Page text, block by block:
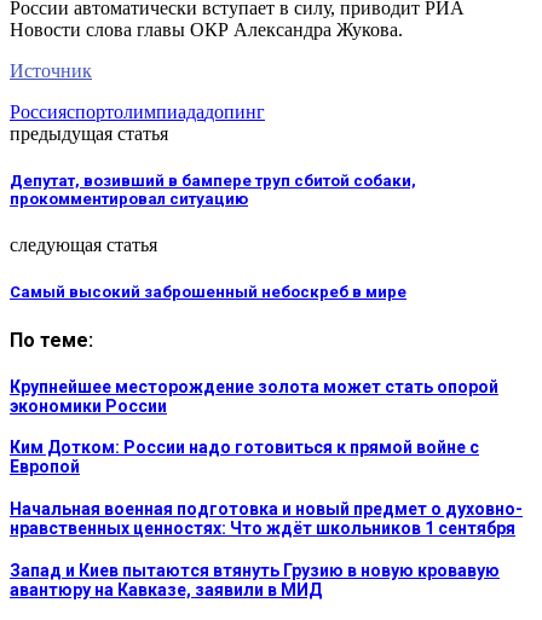
России автоматически вступает в силу, приводит РИА
Новости слова главы ОКР Александра Жукова.
Источник
Россияспортолимпиададопинг
предыдущая статья
Депутат, возивший в бампере труп сбитой собаки,
прокомментировал ситуацию
следующая статья
Самый высокий заброшенный небоскреб в мире
По теме:
Крупнейшее месторождение золота может стать опорой
экономики России
Ким Дотком: России надо готовиться к прямой войне с
Европой
Начальная военная подготовка и новый предмет о духовно-
нравственных ценностях: Что ждёт школьников 1 сентября
Запад и Киев пытаются втянуть Грузию в новую кровавую
авантюру на Кавказе, заявили в МИД